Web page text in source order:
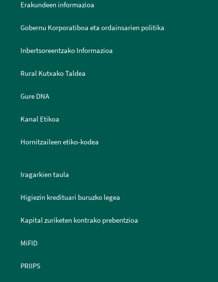
Erakundeen informazioa
Gobernu Korporatiboa eta ordainsarien politika
Inbertsoreentzako Informazioa
Rural Kutxako Taldea
Gure DNA
Kanal Etikoa
Hornitzaileen etiko-kodea
Iragarkien taula
Higiezin kredituari buruzko legea
Kapital zuriketen kontrako prebentzioa
MiFID
PRIIPS